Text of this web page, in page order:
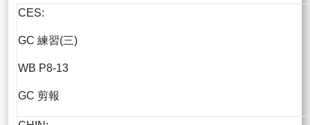
CES:
GC 練習(三)
WB P8-13
GC 剪報